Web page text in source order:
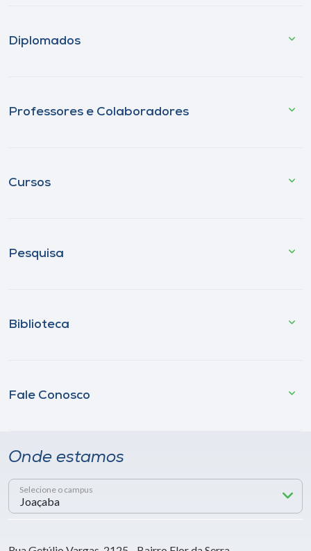
Diplomados
Professores e Colaboradores
Cursos
Pesquisa
Biblioteca
Fale Conosco
Onde estamos
Selecione o campus